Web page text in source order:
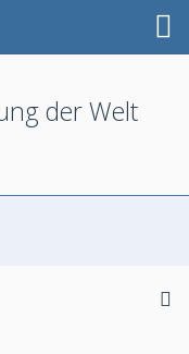
der Welt